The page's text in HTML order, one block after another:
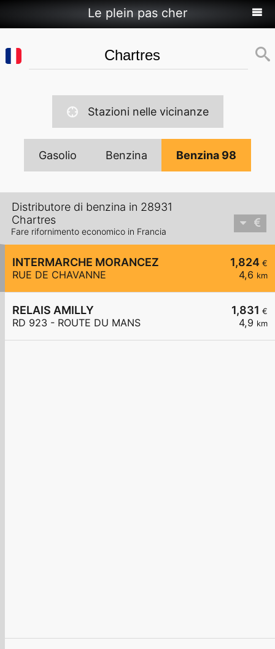
Le plein pas cher
Stazioni nelle vicinanze
Gasolio Benzina Benzina 98
Distributore di benzina in 28931
Chartres
Fare rifornimento economico in Francia
1,824 €
4,6 km
INTERMARCHE MORANCEZ
RUE DE CHAVANNE
1,831 €
4,9 km
RELAIS AMILLY
RD 923 - ROUTE DU MANS